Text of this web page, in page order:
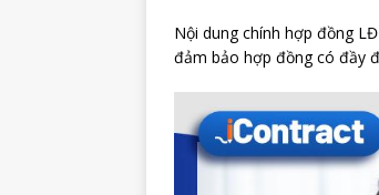
Nội dung chính hợp đồng
đảm bảo hợp đồng có đầy